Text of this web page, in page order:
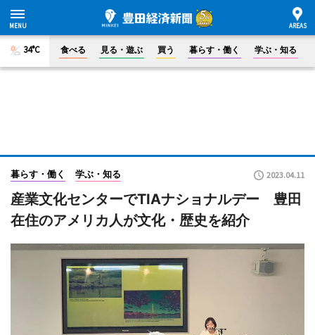
34°C 食べる 見る・遊ぶ 買う 暮らす・働く 学ぶ・知る
暮らす・働く 学ぶ・知る 2023.04.11
産業文化センターでTIAナショナルデー 豊田
在住のアメリカ人が文化・歴史を紹介